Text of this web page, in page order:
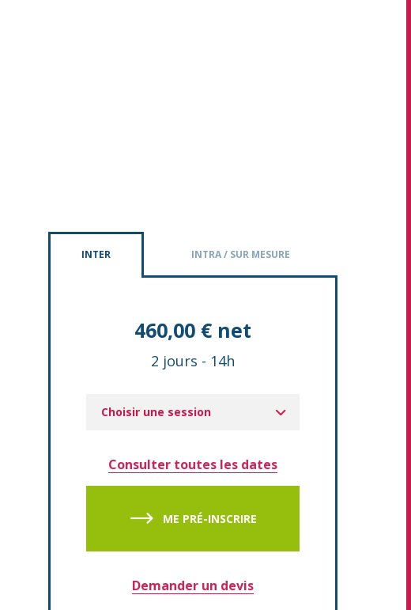
INTER INTRA / SUR MESURE
460,00 € net
2 jours - 14h
Choisir une session
Consulter toutes les dates
ME PRÉ-INSCRIRE
Demander un devis